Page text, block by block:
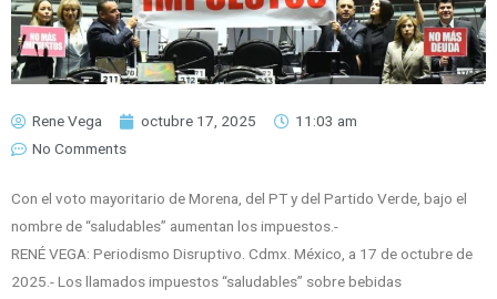
Rene Vega octubre 17, 2025
11:03 am
No Comments
Con el voto mayoritario de Morena, del PT y del Partido Verde, bajo el
nombre de “saludables” aumentan los impuestos.-
RENÉ VEGA: Periodismo Disruptivo. Cdmx. México, a 17 de octubre de
2025.- Los llamados impuestos “saludables” sobre bebidas